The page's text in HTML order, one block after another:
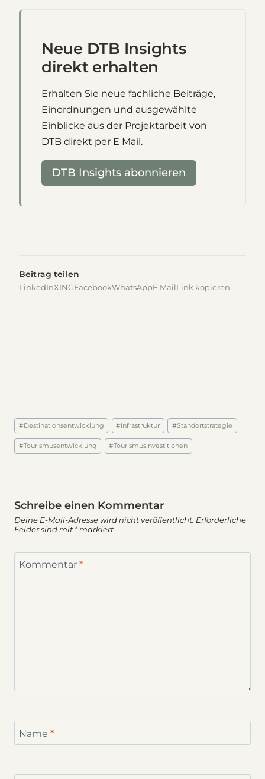
Neue DTB Insights
direkt erhalten
Erhalten Sie neue fachliche Beiträge,
Einordnungen und ausgewählte
Einblicke aus der Projektarbeit von
DTB direkt per E Mail.
DTB Insights abonnieren
Beitrag teilen
LinkedInXINGFacebookWhatsAppE MailLink kopieren
Schlagworte:
#Destinationsentwicklung #Infrastruktur #Standortstrategie
#Tourismusentwicklung #Tourismusinvestitionen
Schreibe einen Kommentar
Deine E-Mail-Adresse wird nicht veröffentlicht. Erforderliche
Felder sind mit *markiert
Kommentar *
Name *